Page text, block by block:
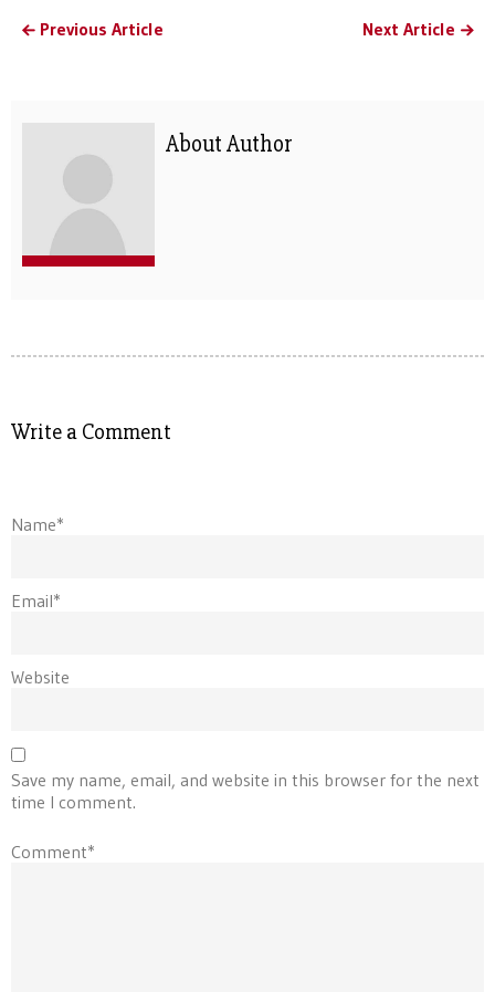
Previous Article Next Article
About Author
Write a Comment
Name*
Email*
Website
Save my name, email, and website in this browser for the next
time I comment.
Comment*